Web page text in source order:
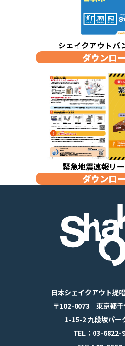
シェイクアウトパ
ダウンロ
緊急地震速報リ
ダウンロ
日本シェイクアウト提
〒102-0073 東京都千
1-15-2 九段坂パー
TEL：03-6822-